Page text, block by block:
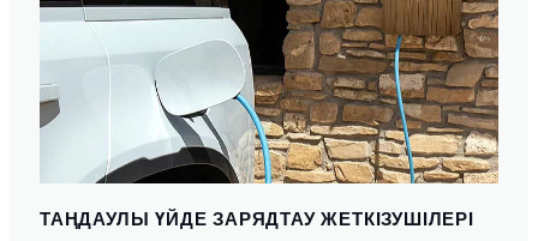
ТАҢДАУЛЫ ҮЙДЕ ЗАРЯДТАУ ЖЕТКІЗУШІЛЕРІ